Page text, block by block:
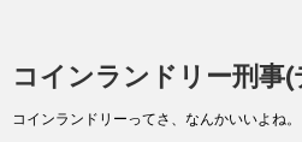
コインランドリー刑事(
コインランドリーってさ、なんかいいよね。